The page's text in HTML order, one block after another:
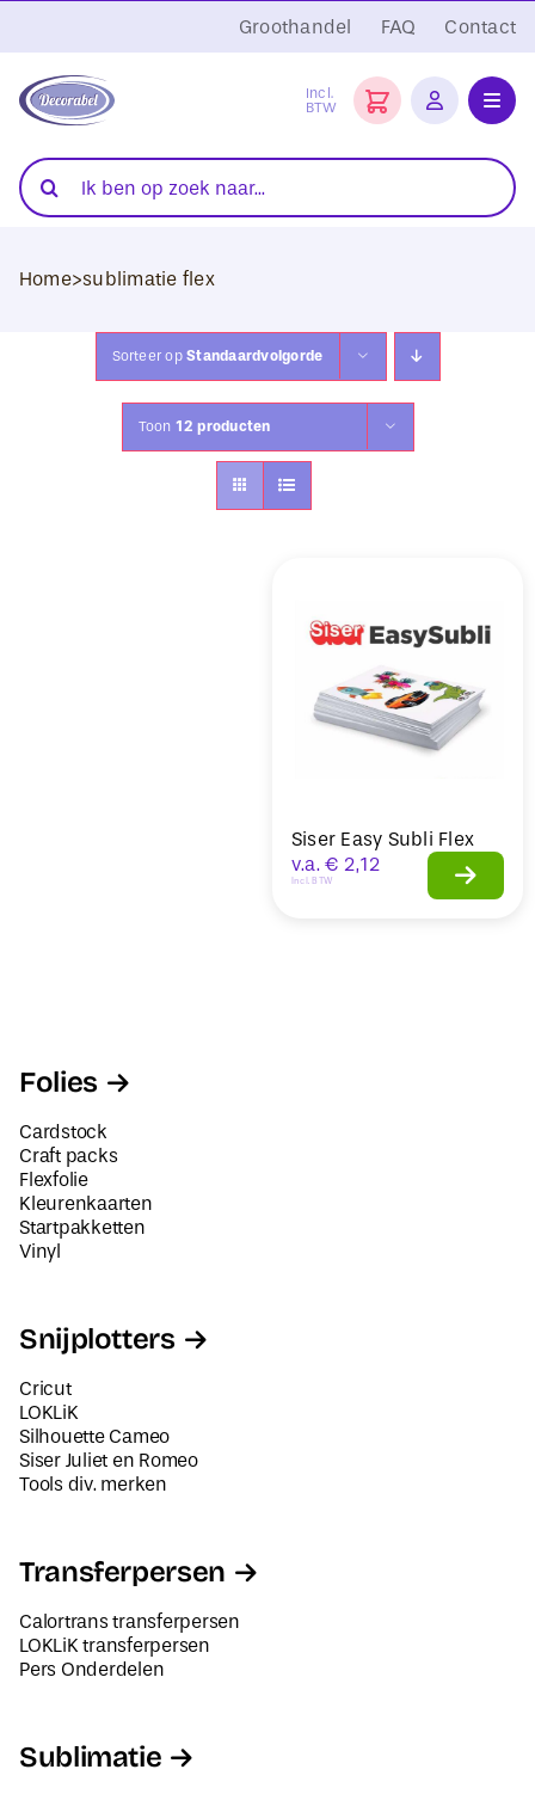
naar
inhoud
Groothandel FAQ Contact
Incl.
BTW
Folies
Transferpersen
Sublimatie
Blanco Textiel
Zoeken
naar:
Home>sublimatie flex
Sorteer opStandaardvolgorde
Toon 12 producten
Siser Easy Subli Flex
v.a. € 2,12
Incl. BTW
Folies
Cardstock
Craft packs
Flexfolie
Kleurenkaarten
Startpakketten
Vinyl
Snijplotters
Cricut
LOKLiK
Silhouette Cameo
Siser Juliet en Romeo
Tools div. merken
Transferpersen
Calortrans transferpersen
LOKLiK transferpersen
Pers Onderdelen
Sublimatie